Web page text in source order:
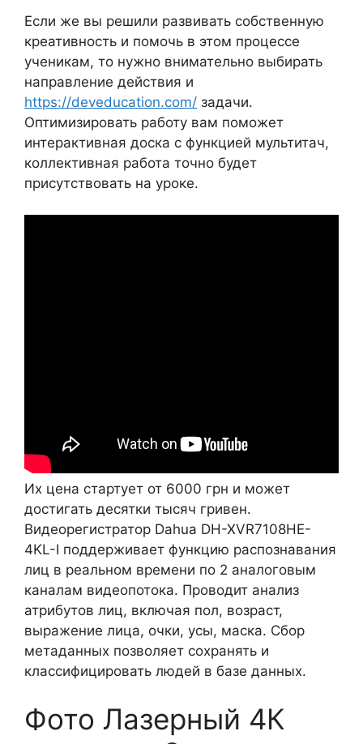
Если же вы решили развивать собственную
креативность и помочь в этом процессе
ученикам, то нужно внимательно выбирать
направление действия и
https://deveducation.com/ задачи.
Оптимизировать работу вам поможет
интерактивная доска с функцией мультитач,
коллективная работа точно будет
присутствовать на уроке.
Их цена стартует от 6000 грн и может
достигать десятки тысяч гривен.
Видеорегистратор Dahua DH-XVR7108HE-
4KL-I поддерживает функцию распознавания
лиц в реальном времени по 2 аналоговым
каналам видеопотока. Проводит анализ
атрибутов лиц, включая пол, возраст,
выражение лица, очки, усы, маска. Сбор
метаданных позволяет сохранять и
классифицировать людей в базе данных.
Фото Лазерный 4К